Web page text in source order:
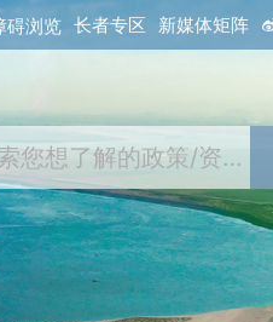
碍浏览 长者专区 新媒体矩阵